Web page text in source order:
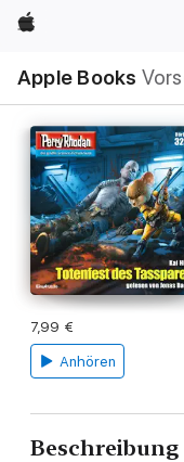
Apple
Apple Books
Navigation
Menü
öffnen
7,99 €
Anhören
Beschreibung